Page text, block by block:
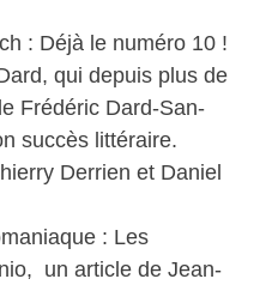
: Déjà le numéro 10 !
qui depuis plus de
Frédéric Dard-San-
succès littéraire.
Derrien et Daniel
: Les
un article de Jean-